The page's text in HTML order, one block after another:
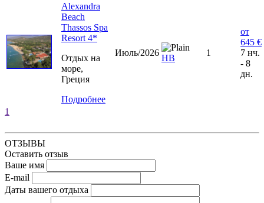
Alexandra
Beach
Thassos Spa
Resort 4*
Отдых на
море,
Греция
Подробнее
Июль/2026
HB
1
от
645 €
7 нч.
- 8
дн.
1
ОТЗЫВЫ
Оставить отзыв
Ваше имя
E-mail
Даты вашего отдыха